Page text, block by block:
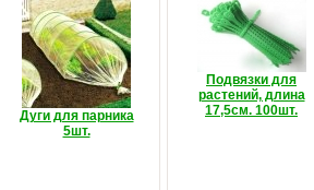
Дуги для парника
5шт.
Подвязки для
растений, длина
17,5см. 100шт.